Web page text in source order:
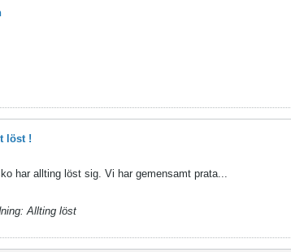
löst !
har allting löst sig. Vi har gemensamt prata...
Allting löst